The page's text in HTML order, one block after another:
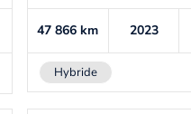
47 866km 2023
Hybride